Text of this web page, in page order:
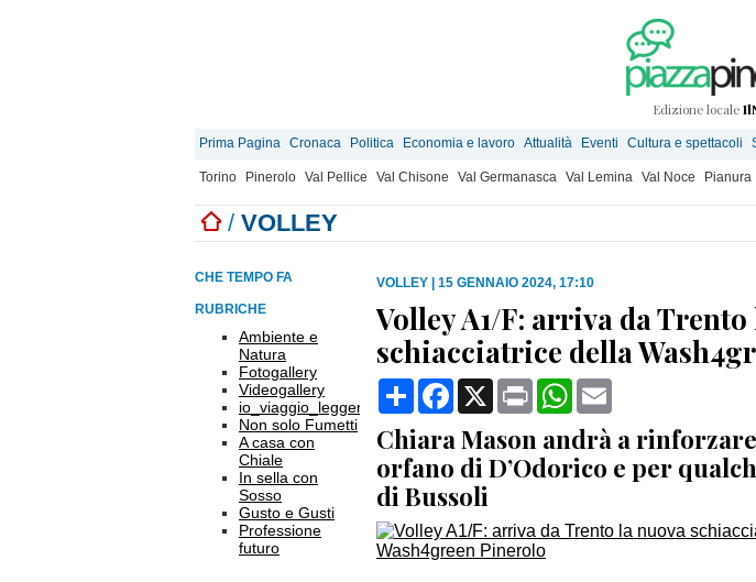
Edizione locale
Prima Pagina Cronaca Politica Economia e lavoro Attualità Eventi Cultura e spettacoli
Torino Pinerolo Val Pellice Val Chisone Val Germanasca Val Lemina Val Noce Pianura
/ VOLLEY
CHE TEMPO FA
RUBRICHE
Ambiente e
Natura
Fotogallery
Videogallery
io_viaggio_leggero
Non solo Fumetti
A casa con
Chiale
In sella con
Sosso
Gusto e Gusti
Professione
futuro
VOLLEY 15 GENNAIO 2024, 17:10
Volley A1/F: arriva da
schiacciatrice della
CondividiFacebook
X Print WhatsApp
Chiara Mason andrà a
orfano di D’Odorico e per
di Bussoli